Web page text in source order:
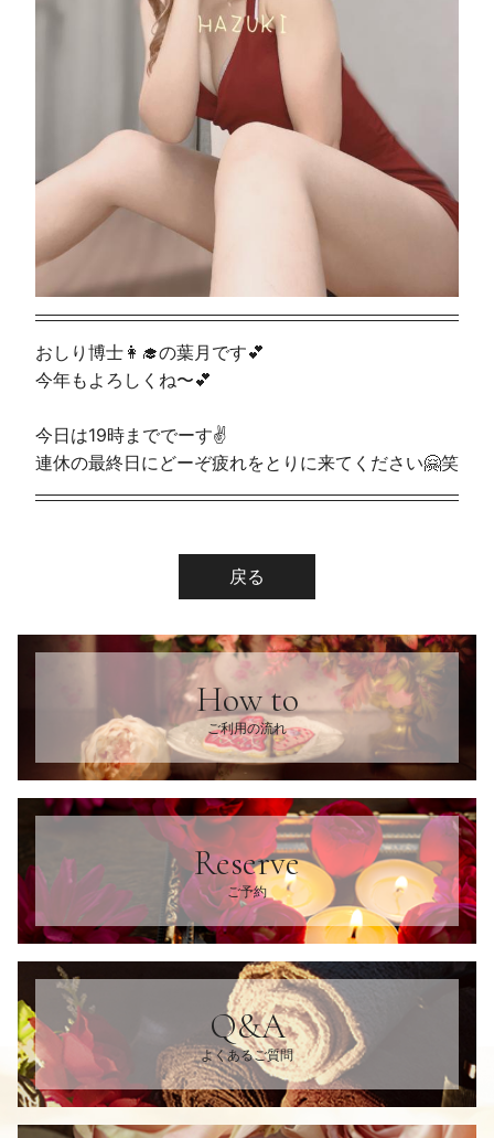
おしり博士👩‍🎓の葉月です💕
今年もよろしくね〜💕
今日は19時まででーす✌️
連休の最終日にどーぞ疲れをとりに来てください🤗笑
戻る
How to
ご利用の流れ
Reserve
ご予約
Q&A
よくあるご質問